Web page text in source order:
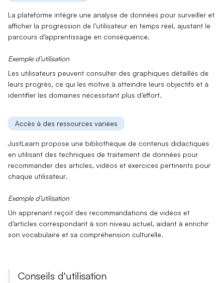
La plateforme intègre une analyse de données pour surveiller et
afficher la progression de l’utilisateur en temps réel, ajustant le
parcours d’apprentissage en conséquence.
Exemple d’utilisation
Les utilisateurs peuvent consulter des graphiques détaillés de
leurs progrès, ce qui les motive à atteindre leurs objectifs et à
identifier les domaines nécessitant plus d’effort.
Accès à des ressources variées
JustLearn propose une bibliothèque de contenus didactiques
en utilisant des techniques detraitement de données pour
recommander des articles, vidéos et exercices pertinents pour
chaque utilisateur.
Exemple d’utilisation
Un apprenant reçoit des recommandations de vidéos et
d’articles correspondant à son niveau actuel, aidant à enrichir
son vocabulaire et sa compréhension culturelle.
Conseils d'utilisation